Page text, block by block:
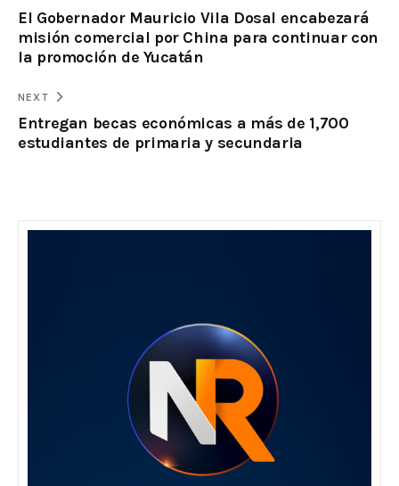
El Gobernador Mauricio Vila Dosal encabezará
misión comercial por China para continuar con
la promoción de Yucatán
NEXT
Entregan becas económicas a más de 1,700
estudiantes de primaria y secundaria